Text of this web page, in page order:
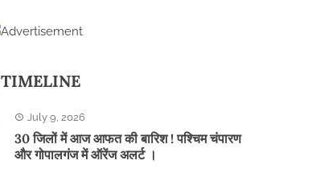
TIMELINE
July 9, 2026
30 जिलों में आज आफत की बारिश ! पश्चिम चंपारण
और गोपालगंज में ऑरेंज अलर्ट ।